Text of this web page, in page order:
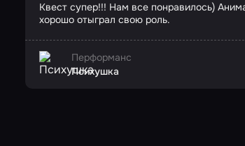
Квест супер!!! Нам все понравилось)
хорошо отыграл свою роль.
Перформанс
Психушка